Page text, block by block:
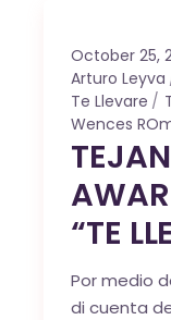
October 25,
Arturo Leyva
Te Llevare
Wences
“TE
Por medio
di cuenta